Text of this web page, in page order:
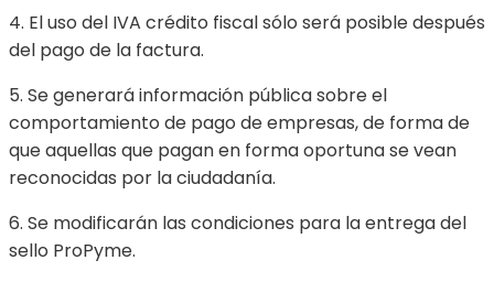
4. El uso del IVA crédito fiscal sólo será posible después
del pago de la factura.
5. Se generará información pública sobre el
comportamiento de pago de empresas, de forma de
que aquellas que pagan en forma oportuna se vean
reconocidas por la ciudadanía.
6. Se modificarán las condiciones para la entrega del
sello ProPyme.